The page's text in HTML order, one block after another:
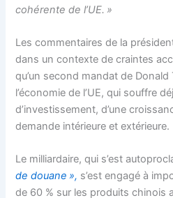
cohérente de l’UE. »
Les commentaires de la
dans un contexte de craintes
qu’un second mandat de
l’économie de l’UE, qui souffre
d’investissement, d’une
demande intérieure et extérieure.
Le milliardaire, qui s’est
de douane », s’est engagé à
de 60 % sur les produits chinois